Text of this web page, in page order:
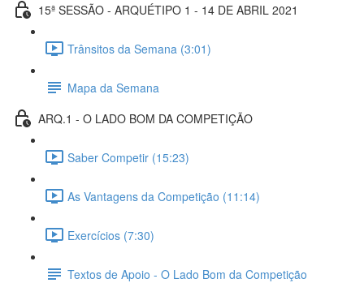
15ª SESSÃO - ARQUÉTIPO 1 - 14 DE ABRIL 2021
Trânsitos da Semana (3:01)
Mapa da Semana
ARQ.1 - O LADO BOM DA COMPETIÇÃO
Saber Competir (15:23)
As Vantagens da Competição (11:14)
Exercícios (7:30)
Textos de Apoio - O Lado Bom da Competição